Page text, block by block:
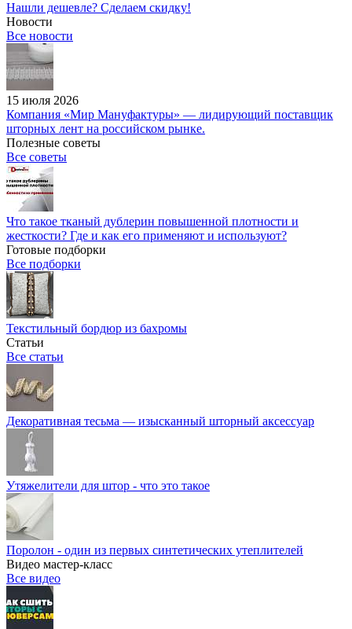
Нашли дешевле? Сделаем скидку!
Новости
Все новости
15 июля 2026
Компания «Мир Мануфактуры» — лидирующий поставщик
шторных лент на российском рынке.
Полезные советы
Все советы
Что такое тканый дублерин повышенной плотности и
жесткости? Где и как его применяют и используют?
Готовые подборки
Все подборки
Текстильный бордюр из бахромы
Статьи
Все статьи
Декоративная тесьма — изысканный шторный аксессуар
Утяжелители для штор - что это такое
Поролон - один из первых синтетических утеплителей
Видео мастер-класс
Все видео